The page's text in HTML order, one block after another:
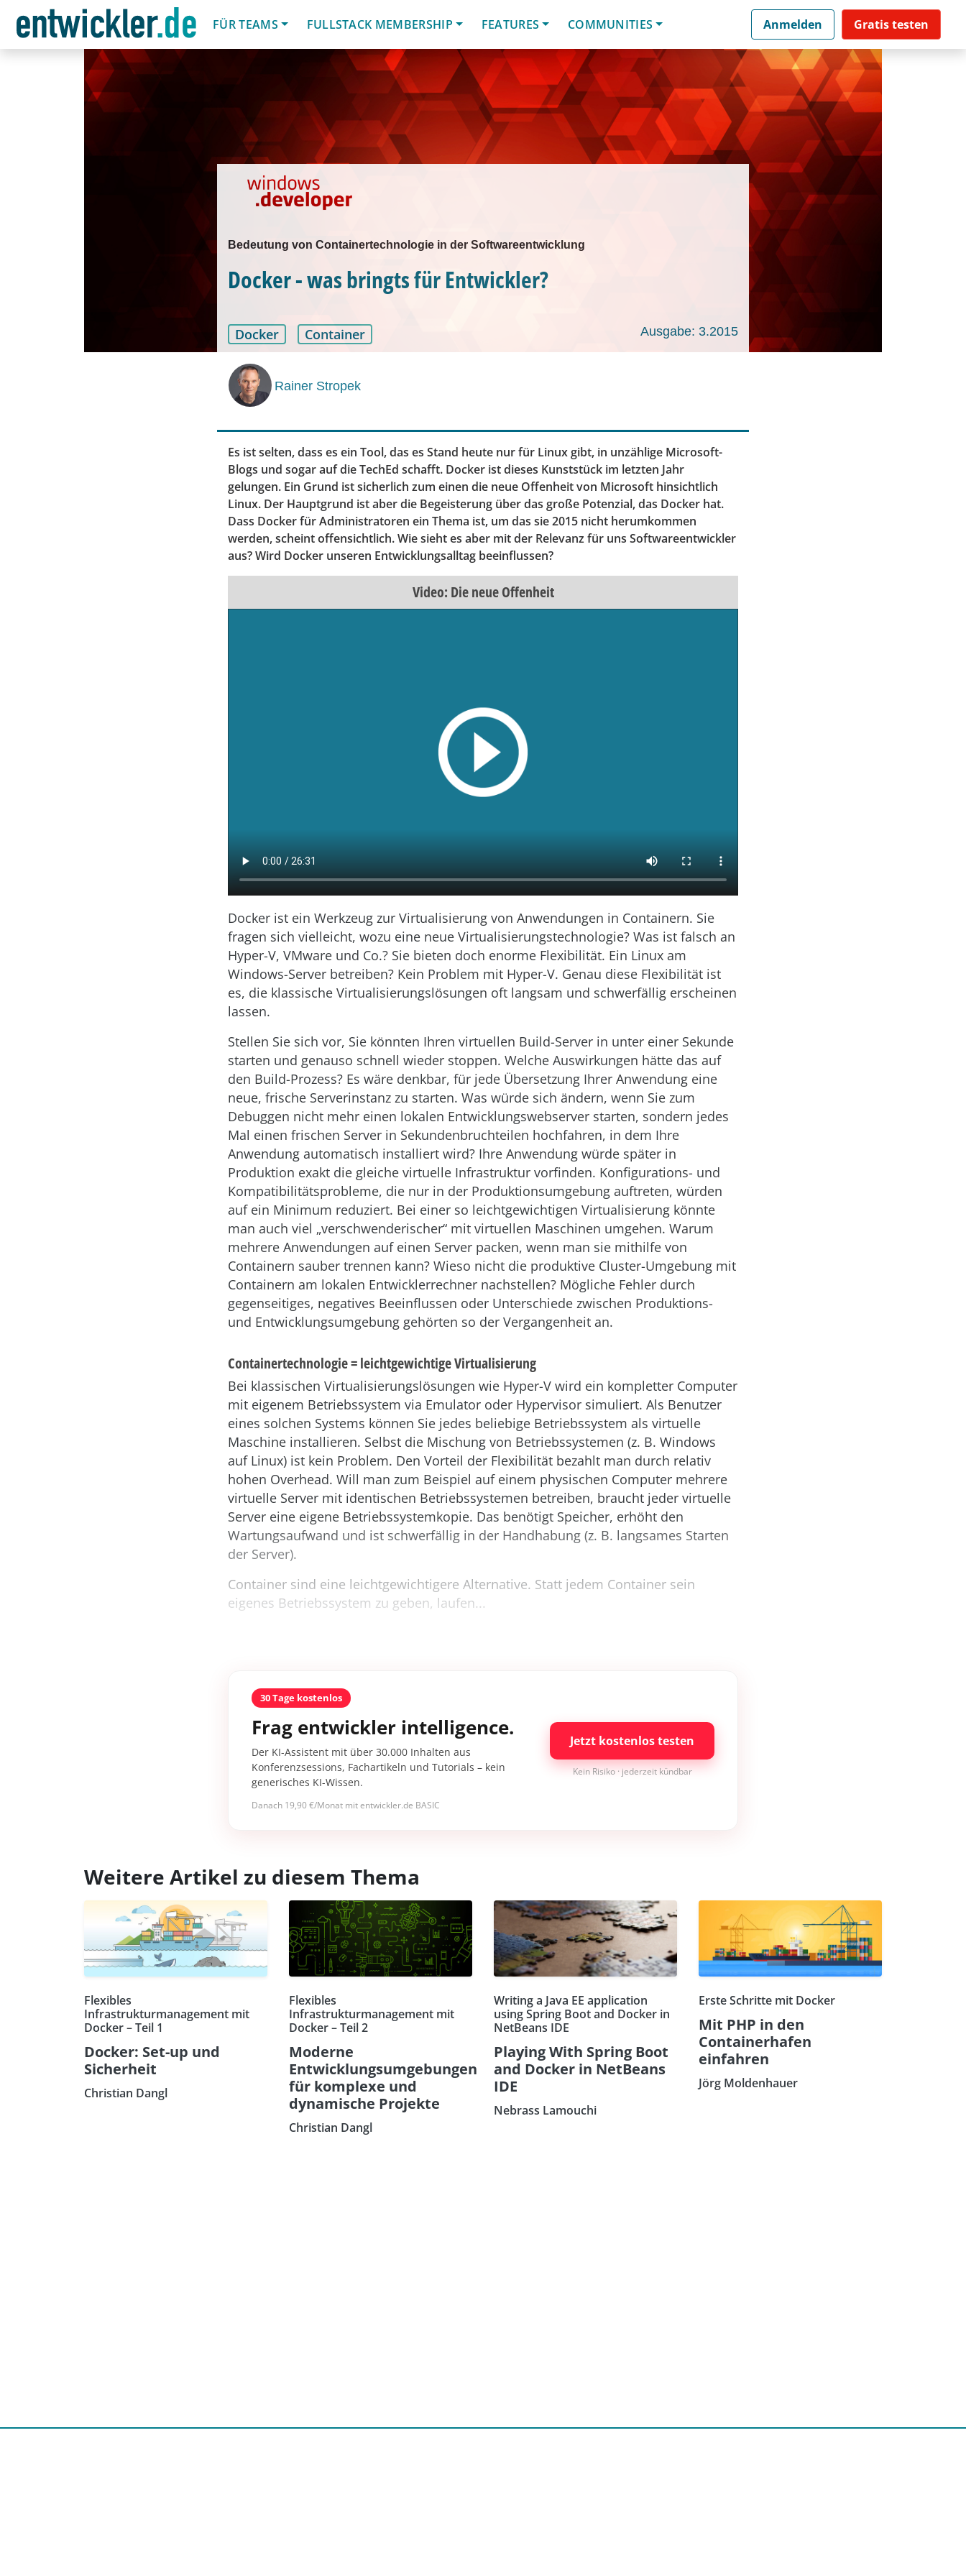
FÜR TEAMS
FULLSTACK MEMBERSHIP FEATURES COMMUNITIES Anmelden Gratis testen
Bedeutung von Containertechnologie in der Softwareentwicklung
Docker - was bringts für Entwickler?
Docker Container Ausgabe: 3.2015
Rainer Stropek
Es ist selten, dass es ein Tool, das es Stand heute nur für Linux gibt, in unzählige Microsoft-
Blogs und sogar auf die TechEd schafft. Docker ist dieses Kunststück im letzten Jahr
gelungen. Ein Grund ist sicherlich zum einen die neue Offenheit von Microsoft hinsichtlich
Linux. Der Hauptgrund ist aber die Begeisterung über das große Potenzial, das Docker hat.
Dass Docker für Administratoren ein Thema ist, um das sie 2015 nicht herumkommen
werden, scheint offensichtlich. Wie sieht es aber mit der Relevanz für uns Softwareentwickler
aus? Wird Docker unseren Entwicklungsalltag beeinflussen?
Video: Die neue Offenheit
Docker ist ein Werkzeug zur Virtualisierung von Anwendungen in Containern. Sie
fragen sich vielleicht, wozu eine neue Virtualisierungstechnologie? Was ist falsch an
Hyper-V, VMware und Co.? Sie bieten doch enorme Flexibilität. Ein Linux am
Windows-Server betreiben? Kein Problem mit Hyper-V. Genau diese Flexibilität ist
es, die klassische Virtualisierungslösungen oft langsam und schwerfällig erscheinen
lassen.
Stellen Sie sich vor, Sie könnten Ihren virtuellen Build-Server in unter einer Sekunde
starten und genauso schnell wieder stoppen. Welche Auswirkungen hätte das auf
den Build-Prozess? Es wäre denkbar, für jede Übersetzung Ihrer Anwendung eine
neue, frische Serverinstanz zu starten. Was würde sich ändern, wenn Sie zum
Debuggen nicht mehr einen lokalen Entwicklungswebserver starten, sondern jedes
Mal einen frischen Server in Sekundenbruchteilen hochfahren, in dem Ihre
Anwendung automatisch installiert wird? Ihre Anwendung würde später in
Produktion exakt die gleiche virtuelle Infrastruktur vorfinden. Konfigurations- und
Kompatibilitätsprobleme, die nur in der Produktionsumgebung auftreten, würden
auf ein Minimum reduziert. Bei einer so leichtgewichtigen Virtualisierung könnte
man auch viel „verschwenderischer“ mit virtuellen Maschinen umgehen. Warum
mehrere Anwendungen auf einen Server packen, wenn man sie mithilfe von
Containern sauber trennen kann? Wieso nicht die produktive Cluster-Umgebung mit
Containern am lokalen Entwicklerrechner nachstellen? Mögliche Fehler durch
gegenseitiges, negatives Beeinflussen oder Unterschiede zwischen Produktions-
und Entwicklungsumgebung gehörten so der Vergangenheit an.
Containertechnologie = leichtgewichtige Virtualisierung
Bei klassischen Virtualisierungslösungen wie Hyper-V wird ein kompletter Computer
mit eigenem Betriebssystem via Emulator oder Hypervisor simuliert. Als Benutzer
eines solchen Systems können Sie jedes beliebige Betriebssystem als virtuelle
Maschine installieren. Selbst die Mischung von Betriebssystemen (z. B. Windows
auf Linux) ist kein Problem. Den Vorteil der Flexibilität bezahlt man durch relativ
hohen Overhead. Will man zum Beispiel auf einem physischen Computer mehrere
virtuelle Server mit identischen Betriebssystemen betreiben, braucht jeder virtuelle
Server eine eigene Betriebssystemkopie. Das benötigt Speicher, erhöht den
Wartungsaufwand und ist schwerfällig in der Handhabung (z. B. langsames Starten
der Server).
Container sind eine leichtgewichtigere Alternative. Statt jedem Container sein
eigenes Betriebssystem zu geben, laufen...
30 Tage kostenlos
Frag entwickler intelligence.
Der KI-Assistent mit über 30.000 Inhalten aus
Konferenzsessions, Fachartikeln und Tutorials – kein
generisches KI-Wissen.
Danach 19,90 €/Monat mit entwickler.de BASIC
Jetzt kostenlos testen
Kein Risiko · jederzeit kündbar
Weitere Artikel zu diesem Thema
Flexibles
Infrastrukturmanagement mit
Docker – Teil 1
Docker: Set-up und
Sicherheit
Christian Dangl
Flexibles
Infrastrukturmanagement mit
Docker – Teil 2
Moderne
Entwicklungsumgebungen
für komplexe und
dynamische Projekte
Christian Dangl
Writing a Java EE application
using Spring Boot and Docker in
NetBeans IDE
Playing With Spring Boot
and Docker in NetBeans
IDE
Nebrass Lamouchi
Erste Schritte mit Docker
Mit PHP in den
Containerhafen
einfahren
Jörg Moldenhauer